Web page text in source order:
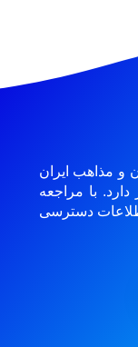
و مذاهب ایران
با مراجعه
دسترسی